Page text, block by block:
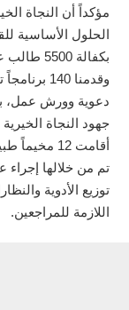
مؤكداً أن النجاة
الحلول الأساسية
بكفالة
وقدمنا
جهود النجاة
توزيع الأدوية
اللازمة للمراجعين.